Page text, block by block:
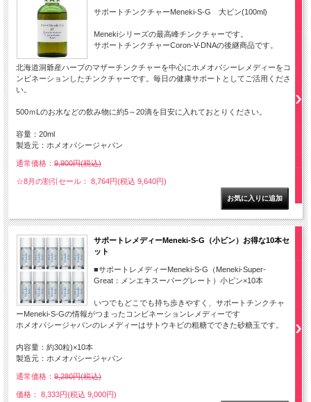
サポートチンクチャーMeneki-S-G 大ビン(100ml)
Menekiシリーズの最高峰チンクチャーです。
サポートチンクチャーCoron-V-DNAの後継商品です。
北海道洞爺産ハーブのマザーチンクチャーを中心にホメオパシーレメディーをコ
ンビネーションしたチンクチャーです。毎日の健康サポートとしてご活用くださ
い。
500ｍLのお水などの飲み物に約5～20滴を目安に入れておとりください。
容量：20ml
製造元：ホメオパシージャパン
通常価格： 9,900円(税込)
☆8月の割引セール： 8,764円(税込 9,640円)
サポートレメディーMeneki-S-G（小ビン）お得な10本セ
ット
■サポートレメディーMeneki-S-G（Meneki-Super-
Great：メンエキスーパーグレート）小ビン×10本
いつでもどこでも持ち歩きやすく、サポートチンクチャ
ーMeneki-S-Gの情報がつまったコンビネーションレメディーです
ホメオパシージャパンのレメディーはサトウキビの粗糖でできた砂糖玉です。
内容量：約30粒)×10本
製造元：ホメオパシージャパン
通常価格： 9,280円(税込)
価格： 8,333円(税込 9,000円)